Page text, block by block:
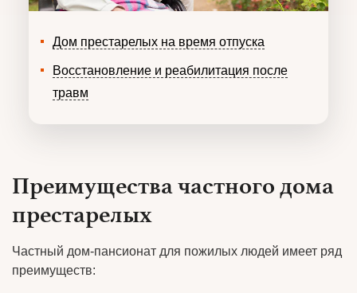
Дом престарелых на время отпуска
Восстановление и реабилитация после
травм
Преимущества частного дома
престарелых
Частный дом-пансионат для пожилых людей имеет ряд
преимуществ: